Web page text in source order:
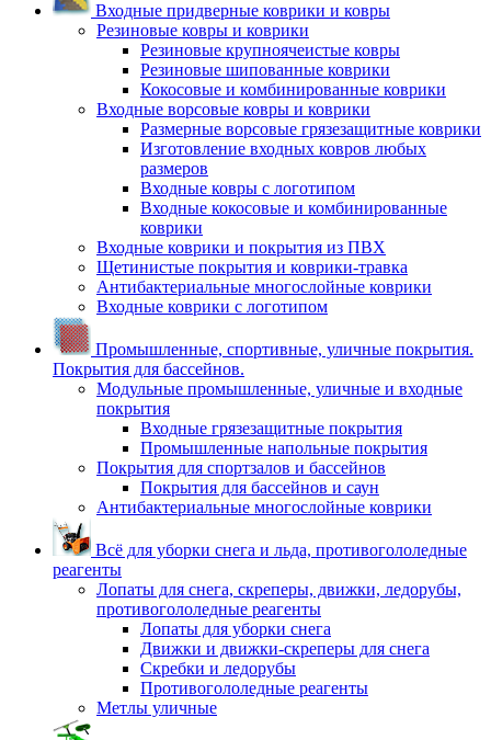
Входные придверные коврики и ковры
Резиновые ковры и коврики
Резиновые крупноячеистые ковры
Резиновые шипованные коврики
Кокосовые и комбинированные коврики
Входные ворсовые ковры и коврики
Размерные ворсовые грязезащитные коврики
Изготовление входных ковров любых
размеров
Входные ковры с логотипом
Входные кокосовые и комбинированные
коврики
Входные коврики и покрытия из ПВХ
Щетинистые покрытия и коврики-травка
Антибактериальные многослойные коврики
Входные коврики с логотипом
Промышленные, спортивные, уличные покрытия.
Покрытия для бассейнов.
Модульные промышленные, уличные и входные
покрытия
Входные грязезащитные покрытия
Промышленные напольные покрытия
Покрытия для спортзалов и бассейнов
Покрытия для бассейнов и саун
Антибактериальные многослойные коврики
Всё для уборки снега и льда, противогололедные
реагенты
Лопаты для снега, скреперы, движки, ледорубы,
противогололедные реагенты
Лопаты для уборки снега
Движки и движки-скреперы для снега
Скребки и ледорубы
Противогололедные реагенты
Метлы уличные